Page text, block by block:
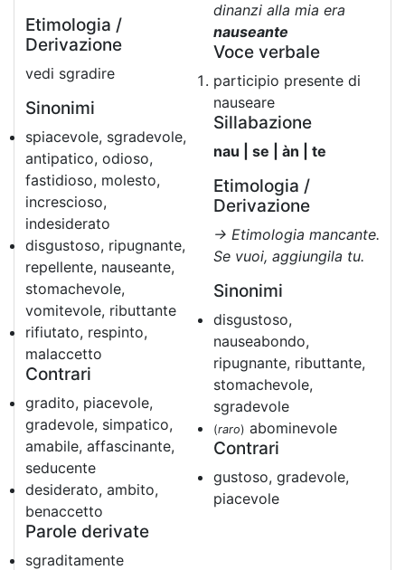
Etimologia /
Derivazione
vedi sgradire
Sinonimi
spiacevole, sgradevole,
antipatico, odioso,
fastidioso, molesto,
increscioso,
indesiderato
disgustoso, ripugnante,
repellente, nauseante,
stomachevole,
vomitevole, ributtante
rifiutato, respinto,
malaccetto
Contrari
gradito, piacevole,
gradevole, simpatico,
amabile, affascinante,
seducente
desiderato, ambito,
benaccetto
Parole derivate
sgraditamente
dinanzi alla mia era
nauseante
Voce verbale
participio presente di
nauseare
Sillabazione
nau | se | àn | te
Etimologia /
Derivazione
→ Etimologia mancante.
Se vuoi, aggiungila tu.
Sinonimi
disgustoso,
nauseabondo,
ripugnante, ributtante,
stomachevole,
sgradevole
(raro) abominevole
Contrari
gustoso, gradevole,
piacevole